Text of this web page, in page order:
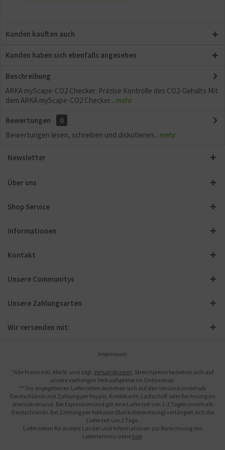
Kunden kauften auch
Kunden haben sich ebenfalls angesehen
Beschreibung
ARKA myScape-CO2 Checker: Präzise Kontrolle des CO2-Gehalts Mit
dem ARKA myScape-CO2 Checker... mehr
Bewertungen
0
Bewertungen lesen, schreiben und diskutieren... mehr
Newsletter
Über uns
Shop Service
Informationen
Kontakt
Unsere Communitys
Unsere Zahlungsarten
Wir versenden mit:
Impressum
*Alle Preise inkl. MwSt. und zzgl. Versandkosten. Streichpreise beziehen sich auf
unsere vorherigen Verkaufspreise im Onlineshop.
** Die angegebenen Lieferzeiten beziehen sich auf den Versand innerhalb
Deutschlands mit Zahlung per Paypal, Kreditkarte, Lastschrift oder Rechnung im
Normalversand. Bei Expressversand gilt eine Lieferzeit von 1-2 Tagen innerhalb
Deutschlands. Bei Zahlung per Vorkasse (Banküberweisung) verlängert sich die
Lieferzeit um 2 Tage.
Lieferzeiten für andere Länder und Informationen zur Berechnung des
Liefertermins siehe hier.